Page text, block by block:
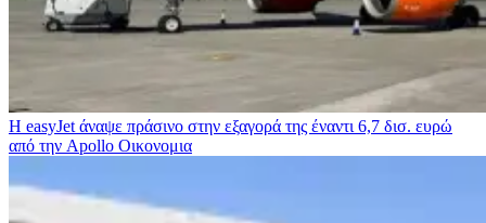
Η easyJet άναψε πράσινο στην εξαγορά της έναντι 6,7 δισ. ευρώ
από την Apollo Οικονομια